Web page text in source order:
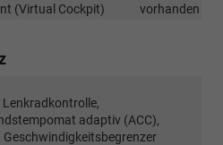
(Virtual Cockpit)
vorhanden
adaptiv (ACC),